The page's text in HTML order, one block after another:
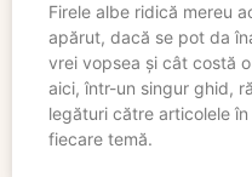
Firele albe ridică mereu
apărut, dacă se pot da
vrei vopsea și cât costă
aici, într-un singur ghid,
legături către articolele
fiecare temă.